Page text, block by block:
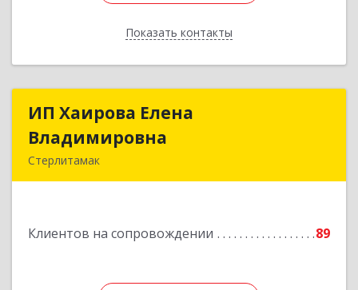
Показать контакты
Назад
ИП Хаирова Елена
Владимировна
Стерлитамак
Клиентов на сопровождении 89
ИП Хаирова Елена